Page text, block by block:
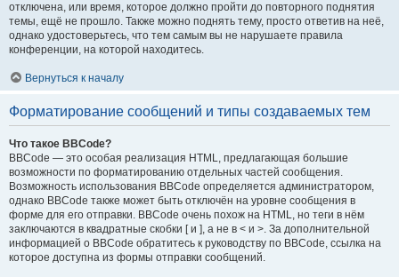
отключена, или время, которое должно пройти до повторного поднятия
темы, ещё не прошло. Также можно поднять тему, просто ответив на неё,
однако удостоверьтесь, что тем самым вы не нарушаете правила
конференции, на которой находитесь.
Вернуться к началу
Форматирование сообщений и типы создаваемых тем
Что такое BBCode?
BBCode — это особая реализация HTML, предлагающая большие
возможности по форматированию отдельных частей сообщения.
Возможность использования BBCode определяется администратором,
однако BBCode также может быть отключён на уровне сообщения в
форме для его отправки. BBCode очень похож на HTML, но теги в нём
заключаются в квадратные скобки [ и ], а не в < и >. За дополнительной
информацией о BBCode обратитесь к руководству по BBCode, ссылка на
которое доступна из формы отправки сообщений.